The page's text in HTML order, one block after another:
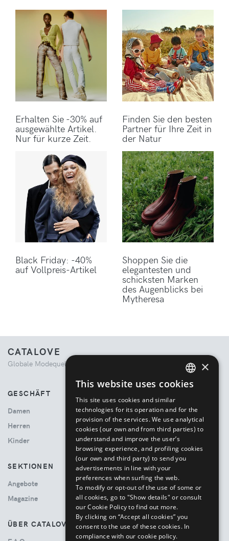
Erhalten Sie -30% auf
ausgewählte Artikel.
Nur für kurze Zeit.
Finden Sie den besten
Partner für Ihre Zeit in
der Natur
Black Friday: -40%
auf Vollpreis-Artikel
Shoppen Sie die
elegantesten und
schicksten Marken
des Augenblicks bei
Mytheresa
CATALOVE
Globale Modequelle. Kuratiertes Einkaufserlebnis.
GESCHÄFT
Damen
Herren
Kinder
SEKTIONEN
Angebote
Magazine
ÜBER CATALOVE
ENGLISH
×
This website uses cookies
This site uses cookies and similar
technologies for its operation and for the
provision of the services. We use analytical
cookies (our own and from third parties) to
understand and improve the user’s
browsing experience, and profiling cookies
(our own and third party) to send you
advertisements in line with your
preferences when surfing the web.
To modify or opt-out of the use of some or
all cookies, go to "Show details" or consult
our Cookie Policy to find out more.
By clicking on “Accept all cookies” you
consent to the use of these cookies. In
compliance with our cookie policy.